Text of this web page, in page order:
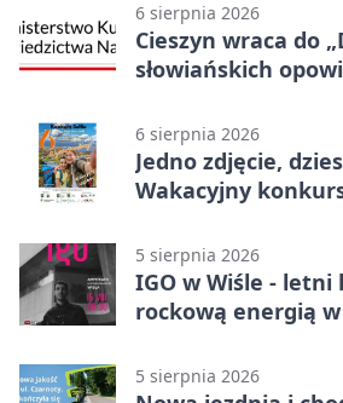
6 sierpnia 2026
Cieszyn wraca do
słowiańskich
6 sierpnia 2026
Jedno zdjęcie,
Wakacyjny
5 sierpnia 2026
IGO w Wiśle - letni
rockową energią
5 sierpnia 2026